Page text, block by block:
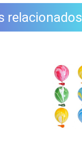
relacionados